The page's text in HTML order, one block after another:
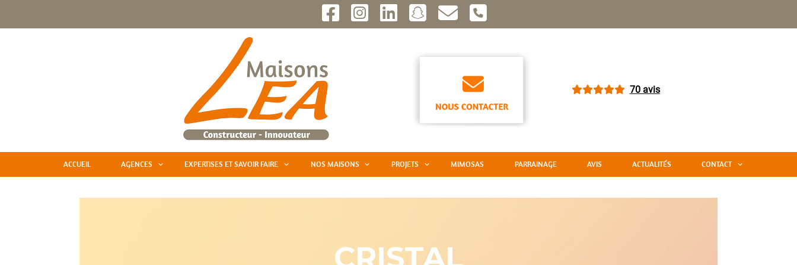
70 avis
ACCUEIL AGENCES EXPERTISES ET SAVOIR FAIRE NOS MAISONS PROJETS MIMOSAS PARRAINAGE AVIS ACTUALITÉS CONTACT
CRISTAL